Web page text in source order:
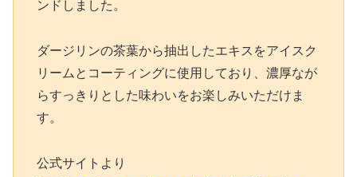
ンドしました。
ダージリンの茶葉から抽出したエキスをアイスク
リームとコーティングに使用しており、濃厚なが
らすっきりとした味わいをお楽しみいただけま
す。
公式サイトより